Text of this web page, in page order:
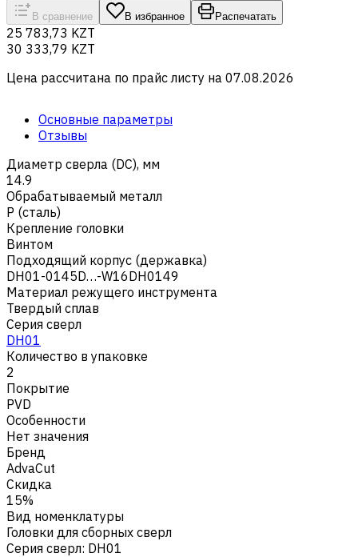
В сравнение В избранное Распечатать
25 783,73 KZT
30 333,79 KZT
Цена рассчитана по прайс листу на 07.08.2026
Основные параметры
Отзывы
Диаметр сверла (DC), мм
14.9
Обрабатываемый металл
Р (сталь)
Крепление головки
Винтом
Подходящий корпус (державка)
DH01-0145D…-W16DH0149
Материал режущего инструмента
Твердый сплав
Серия сверл
DH01
Количество в упаковке
2
Покрытие
PVD
Особенности
Нет значения
Бренд
AdvaCut
Скидка
15%
Вид номенклатуры
Головки для сборных сверл
Серия сверл: DH01